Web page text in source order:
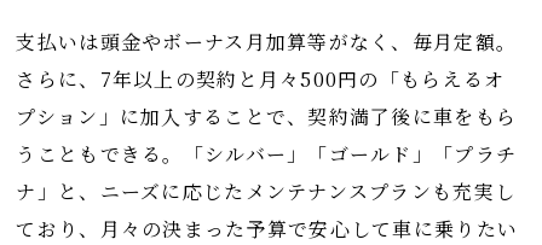
支払いは頭金やボーナス月加算等がなく、毎月定額。
さらに、7年以上の契約と月々500円の「もらえるオ
プション」に加入することで、契約満了後に車をもら
うこともできる。「シルバー」「ゴールド」「プラチ
ナ」と、ニーズに応じたメンテナンスプランも充実し
ており、月々の決まった予算で安心して車に乗りたい